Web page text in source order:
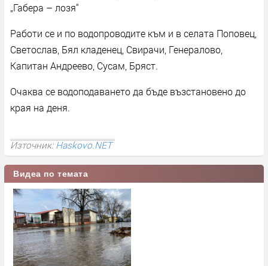
„Габера – лозя“
Работи се и по водопроводите към и в селата Поповец,
Светослав, Бял кладенец, Свирачи, Генералово,
Капитан Андреево, Сусам, Бряст.
Очаква се водоподаването да бъде възстановено до
края на деня.
Източник:Haskovo.NET
Видеа по темата